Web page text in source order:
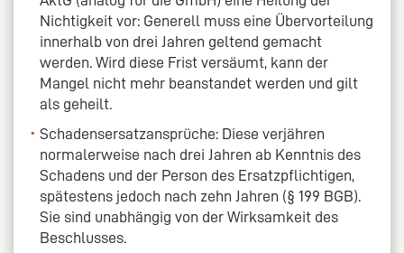
Nichtigkeit vor: Generell muss eine Übervorteilung
innerhalb von drei Jahren geltend gemacht
werden. Wird diese Frist versäumt, kann der
Mangel nicht mehr beanstandet werden und gilt
als geheilt.
Schadensersatzansprüche: Diese verjähren
normalerweise nach drei Jahren ab Kenntnis des
Schadens und der Person des Ersatzpflichtigen,
spätestens jedoch nach zehn Jahren (§ 199 BGB).
Sie sind unabhängig von der Wirksamkeit des
Beschlusses.